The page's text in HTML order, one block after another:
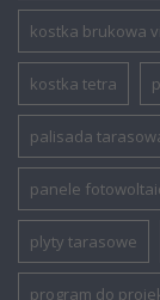
kostka brukowa
kostka tetra
palisada
panele
plyty tarasowe
program do